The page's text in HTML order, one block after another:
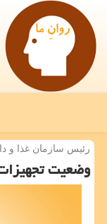
رئیس سازمان غذا و
وضعیت